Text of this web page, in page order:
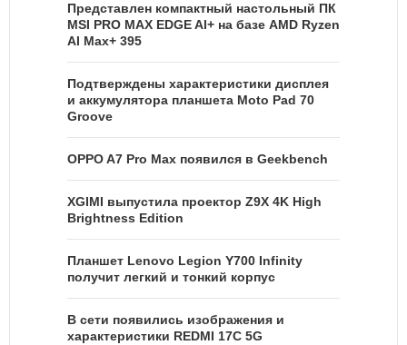
Представлен компактный настольный ПК
MSI PRO MAX EDGE AI+ на базе AMD Ryzen
AI Max+ 395
Подтверждены характеристики дисплея
и аккумулятора планшета Moto Pad 70
Groove
OPPO A7 Pro Max появился в Geekbench
XGIMI выпустила проектор Z9X 4K High
Brightness Edition
Планшет Lenovo Legion Y700 Infinity
получит легкий и тонкий корпус
В сети появились изображения и
характеристики REDMI 17C 5G